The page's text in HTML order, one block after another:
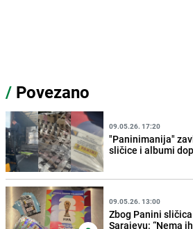
/ Povezano
09.05.26. 17:20
"Paninimanija"
sličice i albumi
09.05.26. 13:00
Zbog Panini
Sarajevu: “Nema